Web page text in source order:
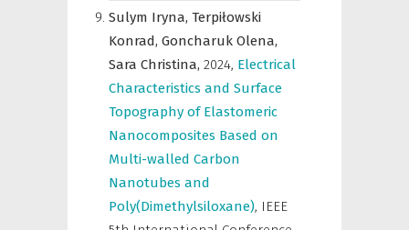
Sulym Iryna, Terpiłowski
Konrad, Goncharuk Olena,
Sara Christina, 2024, Electrical
Characteristics and Surface
Topography of Elastomeric
Nanocomposites Based on
Multi-walled Carbon
Nanotubes and
Poly(Dimethylsiloxane), IEEE